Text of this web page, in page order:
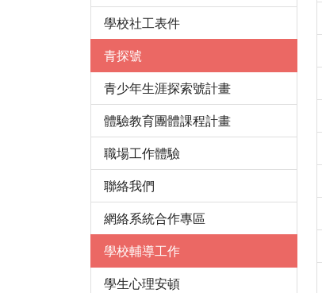
學校社工表件
青探號
青少年生涯探索號計畫
體驗教育團體課程計畫
職場工作體驗
聯絡我們
網絡系統合作專區
學校輔導工作
學生心理安頓